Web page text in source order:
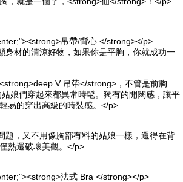
吊帶/背心 </strong></p>
身材的清涼好物，如果你是平胸，你就成功一
V 吊帶</strong>，不管是前胸
娘們穿起來都異常時髦。獨有的開闊感，讓平
易的穿出高級的時裝感。</p>
題，又不用像胸部有料的姑娘一樣，還得在背
熱還破壞美觀。</p>
法式 Bra </strong></p>